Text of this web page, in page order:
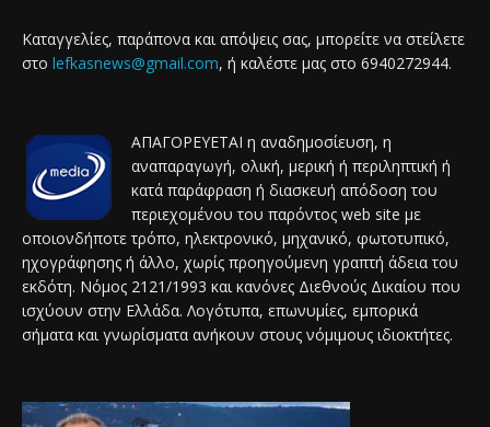
Καταγγελίες, παράπονα και απόψεις σας, μπορείτε να στείλετε
στο lefkasnews@gmail.com, ή καλέστε μας στο 6940272944.
ΑΠΑΓΟΡΕΥΕΤΑΙ η αναδημοσίευση, η
αναπαραγωγή, ολική, μερική ή περιληπτική ή
κατά παράφραση ή διασκευή απόδοση του
περιεχομένου του παρόντος web site με
οποιονδήποτε τρόπο, ηλεκτρονικό, μηχανικό, φωτοτυπικό,
ηχογράφησης ή άλλο, χωρίς προηγούμενη γραπτή άδεια του
εκδότη. Νόμος 2121/1993 και κανόνες Διεθνούς Δικαίου που
ισχύουν στην Ελλάδα. Λογότυπα, επωνυμίες, εμπορικά
σήματα και γνωρίσματα ανήκουν στους νόμιμους ιδιοκτήτες.